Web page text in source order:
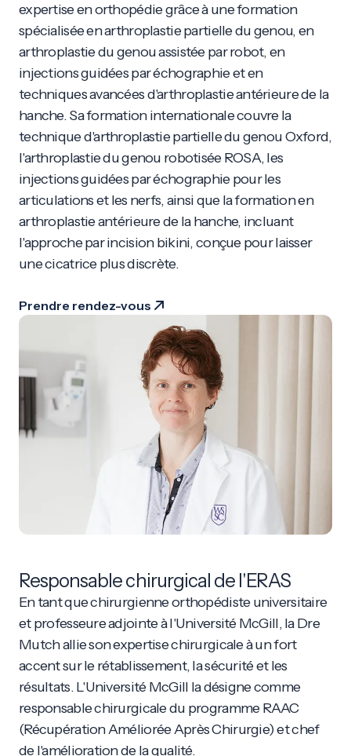
expertise en orthopédie grâce à une formation
spécialisée en arthroplastie partielle du genou, en
arthroplastie du genou assistée par robot, en
injections guidées par échographie et en
techniques avancées d'arthroplastie antérieure de la
hanche. Sa formation internationale couvre la
technique d'arthroplastie partielle du genou Oxford,
l'arthroplastie du genou robotisée ROSA, les
injections guidées par échographie pour les
articulations et les nerfs, ainsi que la formation en
arthroplastie antérieure de la hanche, incluant
l'approche par incision bikini, conçue pour laisser
une cicatrice plus discrète.
Prendre rendez-vous
Responsable chirurgical de l'ERAS
En tant que chirurgienne orthopédiste universitaire
et professeure adjointe à l'Université McGill, la Dre
Mutch allie son expertise chirurgicale à un fort
accent sur le rétablissement, la sécurité et les
résultats. L'Université McGill la désigne comme
responsable chirurgicale du programme RAAC
(Récupération Améliorée Après Chirurgie) et chef
de l'amélioration de la qualité.